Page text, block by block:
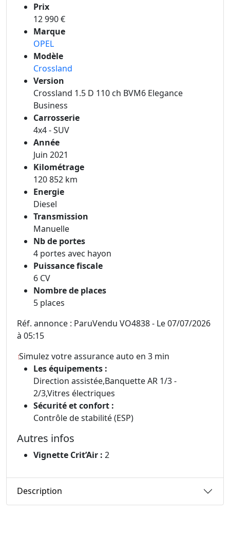
Prix
12 990 €
Marque
OPEL
Modèle
Crossland
Version
Crossland 1.5 D 110 ch BVM6 Elegance
Business
Carrosserie
4x4 - SUV
Année
Juin 2021
Kilométrage
120 852 km
Energie
Diesel
Transmission
Manuelle
Nb de portes
4 portes avec hayon
Puissance fiscale
6 CV
Nombre de places
5 places
Réf. annonce : ParuVendu VO4838 - Le 07/07/2026
à 05:15
Simulez votre assurance auto en 3 min
Les équipements :
Direction assistée,Banquette AR 1/3 -
2/3,Vitres électriques
Sécurité et confort :
Contrôle de stabilité (ESP)
Autres infos
Vignette Crit’Air : 2
Description